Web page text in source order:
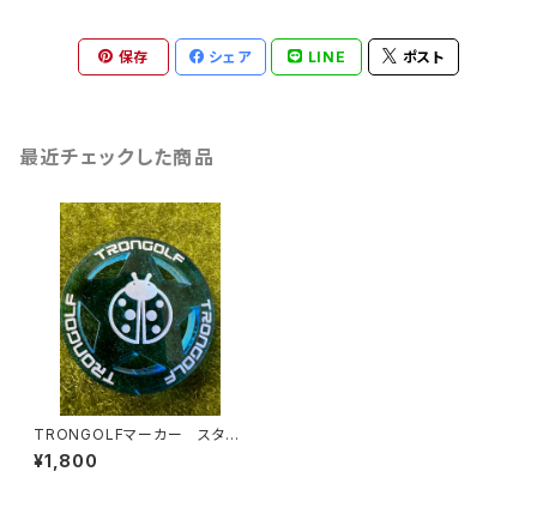
保存 シェア LINE ポスト
最近チェックした商品
TRONGOLFマーカー スター/
スカイブルー
¥1,800